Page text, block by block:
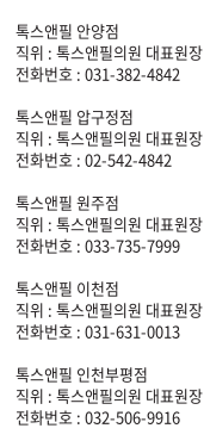
톡스앤필 안양점
직위 : 톡스앤필의원 대표원장
전화번호 : 031-382-4842
톡스앤필 압구정점
직위 : 톡스앤필의원 대표원장
전화번호 : 02-542-4842
톡스앤필 원주점
직위 : 톡스앤필의원 대표원장
전화번호 : 033-735-7999
톡스앤필 이천점
직위 : 톡스앤필의원 대표원장
전화번호 : 031-631-0013
톡스앤필 인천부평점
직위 : 톡스앤필의원 대표원장
전화번호 : 032-506-9916